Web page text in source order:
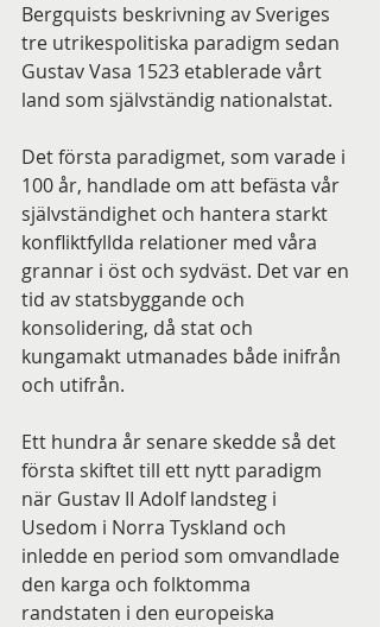
Bergquists beskrivning av Sveriges
tre utrikespolitiska paradigm sedan
Gustav Vasa 1523 etablerade vårt
land som självständig nationalstat.
Det första paradigmet, som varade i
100 år, handlade om att befästa vår
självständighet och hantera starkt
konfliktfyllda relationer med våra
grannar i öst och sydväst. Det var en
tid av statsbyggande och
konsolidering, då stat och
kungamakt utmanades både inifrån
och utifrån.
Ett hundra år senare skedde så det
första skiftet till ett nytt paradigm
när Gustav II Adolf landsteg i
Usedom i Norra Tyskland och
inledde en period som omvandlade
den karga och folktomma
randstaten i den europeiska